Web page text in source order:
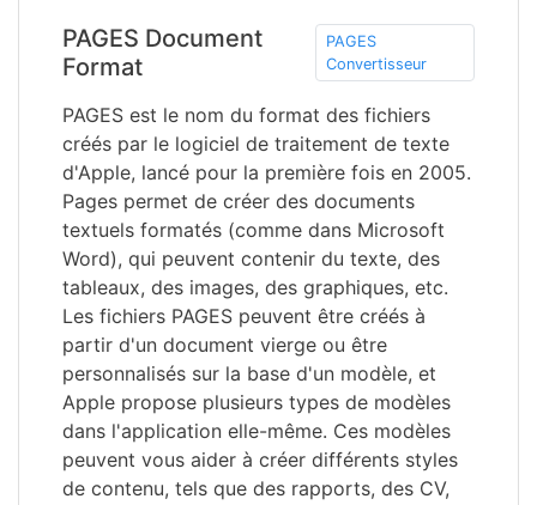
PAGES Document
Format
PAGES
Convertisseur
PAGES est le nom du format des fichiers
créés par le logiciel de traitement de texte
d'Apple, lancé pour la première fois en 2005.
Pages permet de créer des documents
textuels formatés (comme dans Microsoft
Word), qui peuvent contenir du texte, des
tableaux, des images, des graphiques, etc.
Les fichiers PAGES peuvent être créés à
partir d'un document vierge ou être
personnalisés sur la base d'un modèle, et
Apple propose plusieurs types de modèles
dans l'application elle-même. Ces modèles
peuvent vous aider à créer différents styles
de contenu, tels que des rapports, des CV,